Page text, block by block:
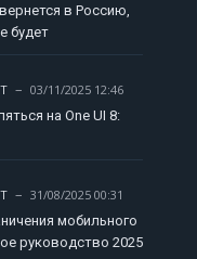
в Россию,
будет
03/11/2025 12:46
на One UI 8:
31/08/2025 00:31
мобильного
руководство 2025